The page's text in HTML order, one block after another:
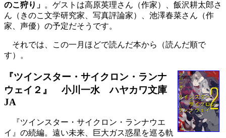
のこ狩り 」 。ゲストは高原英理さん（作家）、飯沢耕太郎さ
ん（きのこ文学研究家、写真評論家）、池澤春菜さん（作
家、声優）の予定だそうです。
それでは、この一月ほどで読んだ本から（読んだ順で
す）。
『ツインスター・サイクロン・ランナ
ウェイ２』 小川一水ハヤカワ文庫
JA
『ツインスター・サイクロン・ランナウエ
イ』の続編。遠い未来、巨大ガス惑星を巡る軌